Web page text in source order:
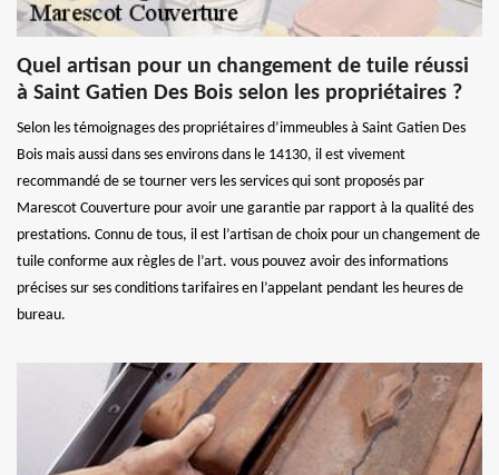
Quel artisan pour un changement de tuile réussi
à Saint Gatien Des Bois selon les propriétaires ?
Selon les témoignages des propriétaires d’immeubles à Saint Gatien Des
Bois mais aussi dans ses environs dans le 14130, il est vivement
recommandé de se tourner vers les services qui sont proposés par
Marescot Couverture pour avoir une garantie par rapport à la qualité des
prestations. Connu de tous, il est l’artisan de choix pour un changement de
tuile conforme aux règles de l’art. vous pouvez avoir des informations
précises sur ses conditions tarifaires en l’appelant pendant les heures de
bureau.